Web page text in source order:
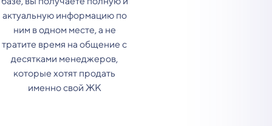
актуальную информацию по
ним в одном месте, а не
тратите время на общение с
десятками менеджеров,
которые хотят продать
именно свой ЖК